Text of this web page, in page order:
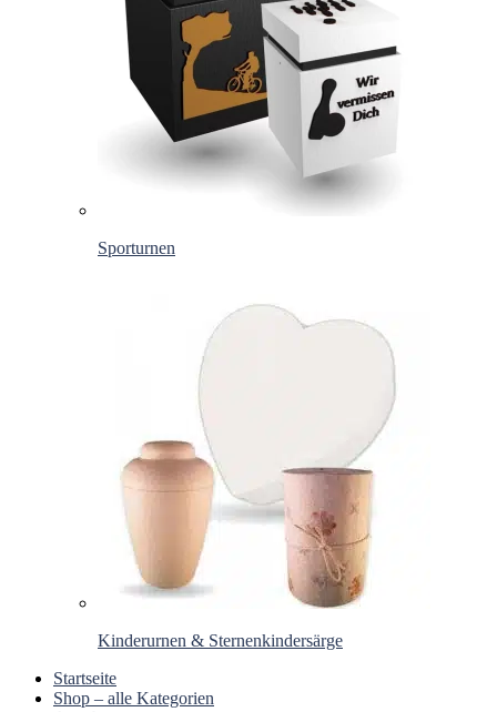
Sporturnen
Kinderurnen & Sternenkindersärge
Startseite
Shop – alle Kategorien